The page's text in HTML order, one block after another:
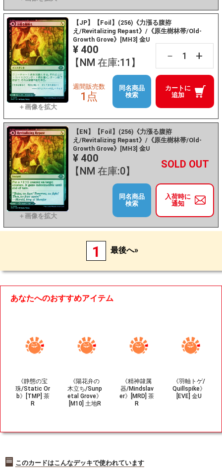
【JP】【Foil】(256)《力漲る腹拵
え/Revitalizing Repast》/《原生樹林帯/Old-
Growth Grove》[MH3] 金U
¥ 400
【NM 在庫:11】
－ +
カートに
追加
週間販売数
1点
同名商品
検索
【EN】【Foil】(256)《力漲る腹拵
え/Revitalizing Repast》/《原生樹林帯/Old-
Growth Grove》[MH3] 金U
¥ 400
【NM 在庫:0】
－ +
入荷時に
通知
同名商品
検索
1 最後へ»
あなたへのおすすめアイテム
《静態の宝
珠/Static Or
b》[TMP] 茶
R
《陽花弁の
木立ち/Sunp
etal Grove》
[M10] 土地R
《精神隷属
器/Mindslav
er》[MRD] 茶
R
《羽軸トゲ/
Quillspike》
[EVE] 金U
このカードはこんなデッキで使われています